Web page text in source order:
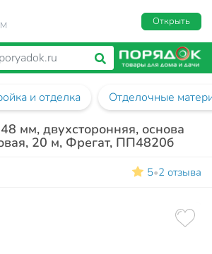
Открыть
и отделка Отделочные
мм, двухсторонняя, основа
20 м, Фрегат, ПП4820б
5•2 отзыва